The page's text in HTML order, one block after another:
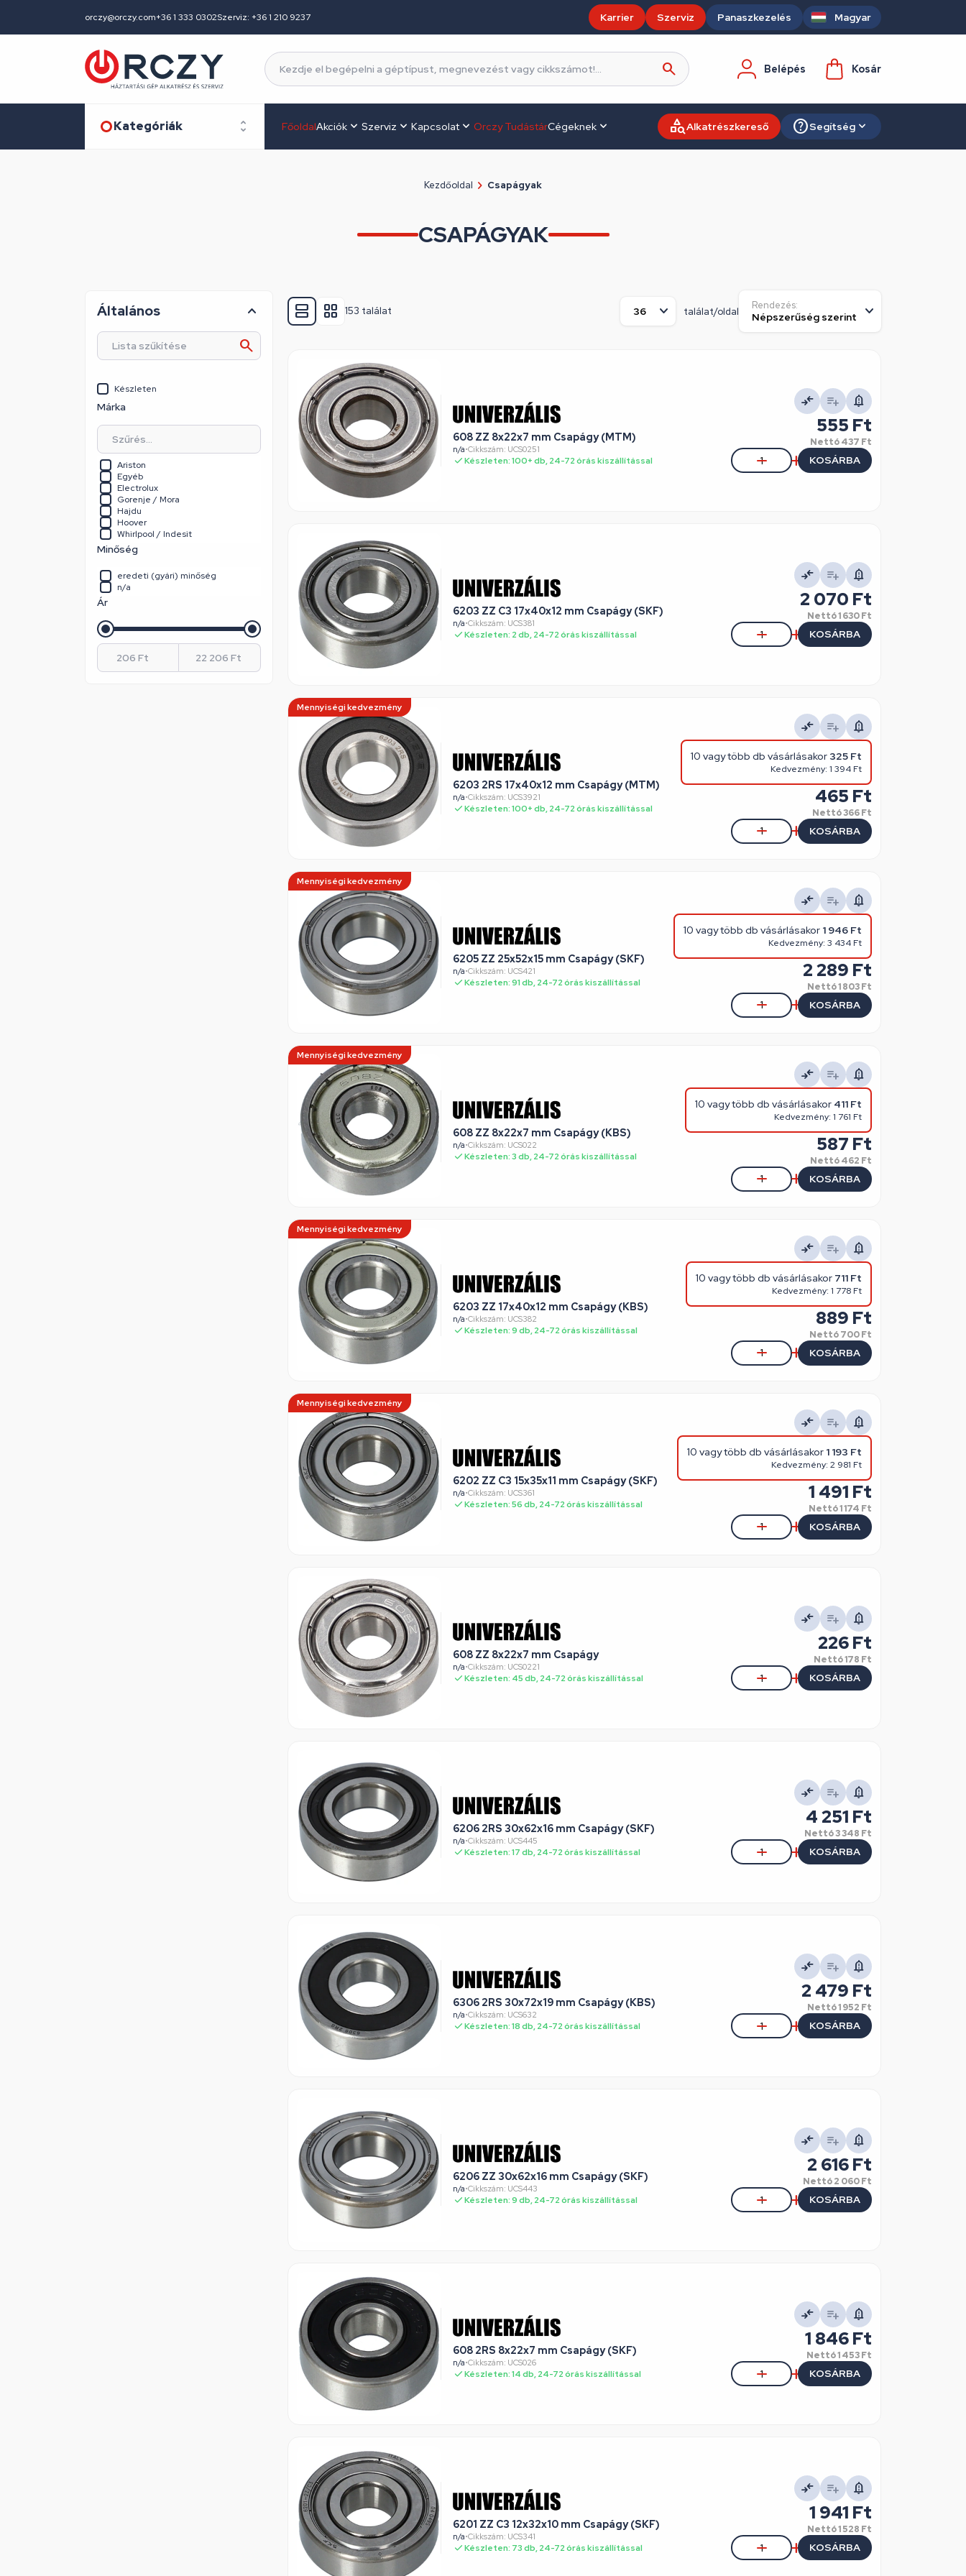
orczy@orczy.com+36 1 333 0302Szerviz: +36 1 210 9237 Karrier Szerviz Panaszkezelés Magyar
Belépés Kosár
Kategóriák FőoldalAkciók Szerviz Kapcsolat Orczy TudástárCégeknek Alkatrészkereső Segítség
Kezdőoldal Csapágyak
CSAPÁGYAK
153 találat találat/oldal
Rendezés:
608 ZZ 8x22x7 mm Csapágy (MTM)
n/a•Cikkszám: UCS0251
Készleten: 100+ db, 24-72 órás kiszállítással
555 Ft
Nettó437 Ft
KOSÁRBA
6203 ZZ C3 17x40x12 mm Csapágy (SKF)
n/a•Cikkszám: UCS381
Készleten: 2 db, 24-72 órás kiszállítással
2 070 Ft
Nettó1 630 Ft
KOSÁRBA
Mennyiségi kedvezmény
6203 2RS 17x40x12 mm Csapágy (MTM)
n/a•Cikkszám: UCS3921
Készleten: 100+ db, 24-72 órás kiszállítással
10 vagy több db vásárlásakor 325 Ft
Kedvezmény: 1 394 Ft
465 Ft
Nettó366 Ft
KOSÁRBA
Mennyiségi kedvezmény
6205 ZZ 25x52x15 mm Csapágy (SKF)
n/a•Cikkszám: UCS421
Készleten: 91 db, 24-72 órás kiszállítással
10 vagy több db vásárlásakor 1 946 Ft
Kedvezmény: 3 434 Ft
2 289 Ft
Nettó1 803 Ft
KOSÁRBA
Mennyiségi kedvezmény
608 ZZ 8x22x7 mm Csapágy (KBS)
n/a•Cikkszám: UCS022
Készleten: 3 db, 24-72 órás kiszállítással
10 vagy több db vásárlásakor 411 Ft
Kedvezmény: 1 761 Ft
587 Ft
Nettó462 Ft
KOSÁRBA
Mennyiségi kedvezmény
6203 ZZ 17x40x12 mm Csapágy (KBS)
n/a•Cikkszám: UCS382
Készleten: 9 db, 24-72 órás kiszállítással
10 vagy több db vásárlásakor 711 Ft
Kedvezmény: 1 778 Ft
889 Ft
Nettó700 Ft
KOSÁRBA
Mennyiségi kedvezmény
6202 ZZ C3 15x35x11 mm Csapágy (SKF)
n/a•Cikkszám: UCS361
Készleten: 56 db, 24-72 órás kiszállítással
10 vagy több db vásárlásakor 1 193 Ft
Kedvezmény: 2 981 Ft
1 491 Ft
Nettó1 174 Ft
KOSÁRBA
608 ZZ 8x22x7 mm Csapágy
n/a•Cikkszám: UCS0221
Készleten: 45 db, 24-72 órás kiszállítással
226 Ft
Nettó178 Ft
KOSÁRBA
6206 2RS 30x62x16 mm Csapágy (SKF)
n/a•Cikkszám: UCS445
Készleten: 17 db, 24-72 órás kiszállítással
4 251 Ft
Nettó3 348 Ft
KOSÁRBA
6306 2RS 30x72x19 mm Csapágy (KBS)
n/a•Cikkszám: UCS632
Készleten: 18 db, 24-72 órás kiszállítással
2 479 Ft
Nettó1 952 Ft
KOSÁRBA
6206 ZZ 30x62x16 mm Csapágy (SKF)
n/a•Cikkszám: UCS443
Készleten: 9 db, 24-72 órás kiszállítással
2 616 Ft
Nettó2 060 Ft
KOSÁRBA
608 2RS 8x22x7 mm Csapágy (SKF)
n/a•Cikkszám: UCS026
Készleten: 14 db, 24-72 órás kiszállítással
1 846 Ft
Nettó1 453 Ft
KOSÁRBA
6201 ZZ C3 12x32x10 mm Csapágy (SKF)
n/a•Cikkszám: UCS341
Készleten: 73 db, 24-72 órás kiszállítással
1 941 Ft
Nettó1 528 Ft
KOSÁRBA
Általános
Készleten
Márka
Ariston
Egyéb
Electrolux
Gorenje / Mora
Hajdu
Hoover
Whirlpool / Indesit
Minőség
eredeti (gyári) minőség
n/a
Ár